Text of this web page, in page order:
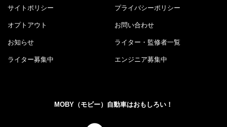
サイトポリシー プライバシーポリシー
オプトアウト お問い合わせ
お知らせ ライター・監修者一覧
ライター募集中 エンジニア募集中
MOBY（モビー）自動車はおもしろい！